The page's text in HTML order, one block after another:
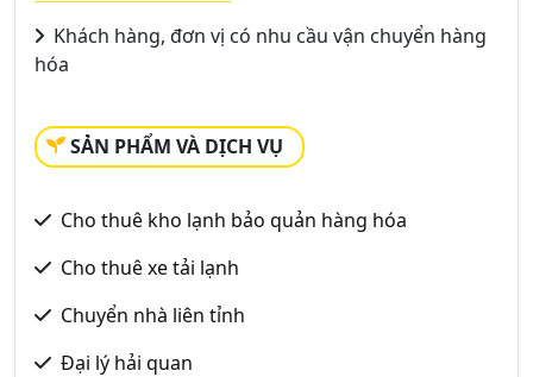
Khách hàng, đơn vị có nhu cầu vận chuyển hàng
hóa
SẢN PHẨM VÀ DỊCH VỤ
Cho thuê kho lạnh bảo quản hàng hóa
Cho thuê xe tải lạnh
Chuyển nhà liên tỉnh
Đại lý hải quan